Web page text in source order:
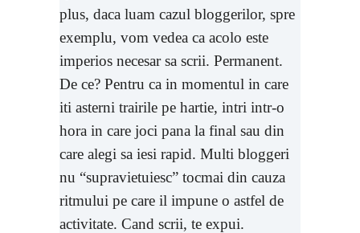
plus, daca luam cazul bloggerilor, spre
exemplu, vom vedea ca acolo este
imperios necesar sa scrii. Permanent.
De ce? Pentru ca in momentul in care
iti asterni trairile pe hartie, intri intr-o
hora in care joci pana la final sau din
care alegi sa iesi rapid. Multi bloggeri
nu “supravietuiesc” tocmai din cauza
ritmului pe care il impune o astfel de
activitate. Cand scrii, te expui.